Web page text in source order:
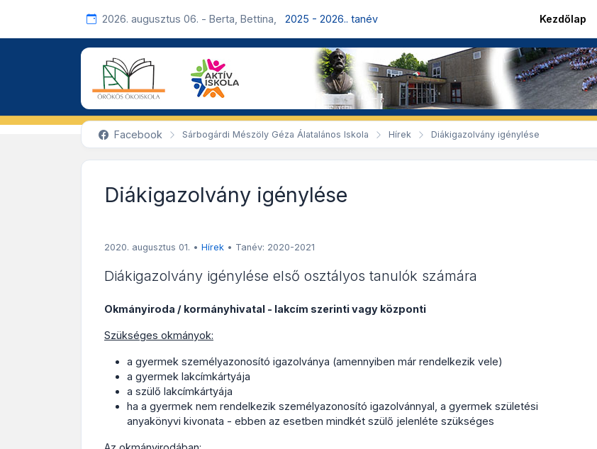
2026. augusztus 06. - Berta, Bettina, 2025 - 2026.. tanév Kezdőlap
Facebook Sárbogárdi Mészöly Géza Álatalános Iskola Hírek Diákigazolvány igénylése
Diákigazolvány igénylése
2020. augusztus 01. • Hírek • Tanév: 2020-2021
Diákigazolvány igénylése első osztályos tanulók számára
Okmányiroda / kormányhivatal - lakcím szerinti vagy központi
Szükséges okmányok:
a gyermek személyazonosító igazolványa (amennyiben már rendelkezik vele)
a gyermek lakcímkártyája
a szülő lakcímkártyája
ha a gyermek nem rendelkezik személyazonosító igazolvánnyal, a gyermek születési
anyakönyvi kivonata - ebben az esetben mindkét szülő jelenléte szükséges